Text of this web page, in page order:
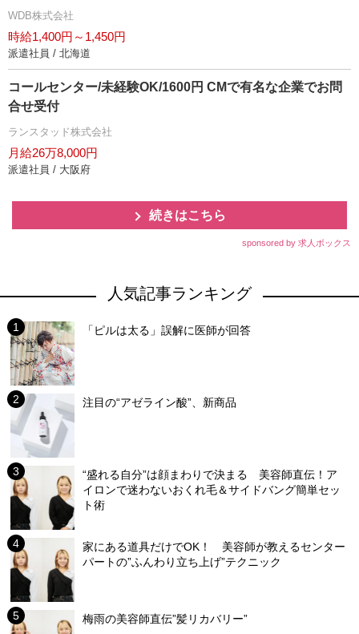
WDB株式会社
時給1,400円～1,450円
派遣社員 / 北海道
コールセンター/未経験OK/1600円 CMで有名な企業でお問
合せ受付
ランスタッド株式会社
月給26万8,000円
派遣社員 / 大阪府
続きはこちら
sponsored by 求人ボックス
人気記事ランキング
「ピルは太る」誤解に医師が回答
注目の“アゼライン酸”、新商品
“盛れる自分”は顔まわりで決まる 美容師直伝！ア
イロンで迷わないおくれ毛＆サイドバング簡単セッ
ト術
家にある道具だけでOK！ 美容師が教えるセンター
パートの”ふんわり立ち上げ”テクニック
梅雨の美容師直伝”髪リカバリー”